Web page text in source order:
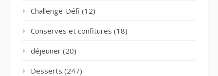
Challenge-Défi (12)
Conserves et confitures (18)
déjeuner (20)
Desserts (247)